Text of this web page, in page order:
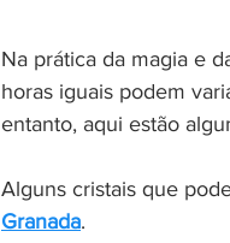
Na prática da magia e
horas iguais podem
entanto, aqui estão
Alguns cristais que
Granada.